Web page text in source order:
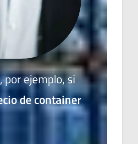
, por ejemplo, si
de container